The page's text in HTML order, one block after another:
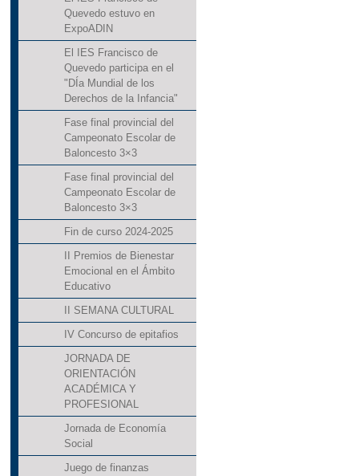
Quevedo estuvo en
ExpoADIN
El IES Francisco de
Quevedo participa en el
"DÍa Mundial de los
Derechos de la Infancia"
Fase final provincial del
Campeonato Escolar de
Baloncesto 3×3
Fase final provincial del
Campeonato Escolar de
Baloncesto 3×3
Fin de curso 2024-2025
II Premios de Bienestar
Emocional en el Ámbito
Educativo
II SEMANA CULTURAL
IV Concurso de epitafios
JORNADA DE
ORIENTACIÓN
ACADÉMICA Y
PROFESIONAL
Jornada de Economía
Social
Juego de finanzas